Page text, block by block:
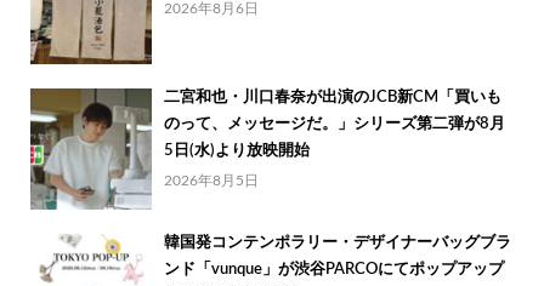
2026年8月6日
二宮和也・川口春奈が出演のJCB新CM「買いも
のって、メッセージだ。」シリーズ第二弾が8月
5日(水)より放映開始
2026年8月5日
韓国発コンテンポラリー・デザイナーバッグブラ
ンド「vunque」が渋谷PARCOにてポップアップ